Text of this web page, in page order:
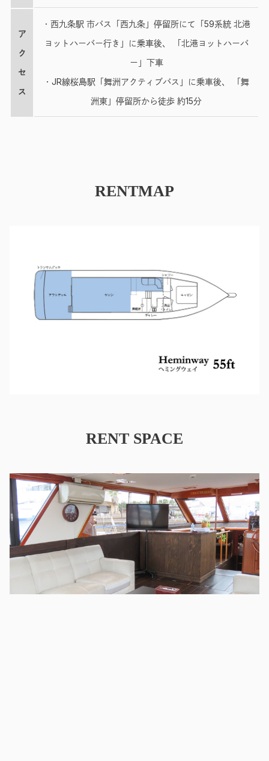
ア
ク
セ
ス
・西九条駅 市バス「西九条」停留所にて「59系統 北港
ヨットハーバー行き」に乗車後、 「北港ヨットハーバ
ー」下車
・JR線桜島駅「舞洲アクティブバス」に乗車後、 「舞
洲東」停留所から徒歩 約15分
RENTMAP
RENT SPACE